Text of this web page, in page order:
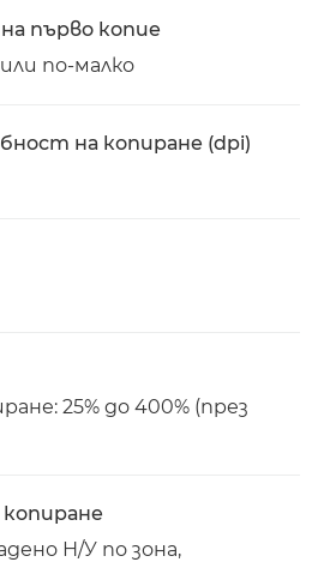
първо копие
по-малко
на копиране (dpi)
25% до 400% (през
Н/У по зона,